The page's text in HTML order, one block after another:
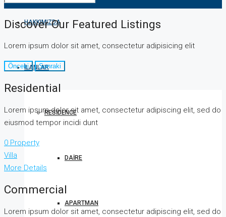
HAKKIMIZDA
İLANLAR
RESIDENCE
DAIRE
APARTMAN
Discover Our Featured Listings
Lorem ipsum dolor sit amet, consectetur adipisicing elit
Önceki Sonraki
Residential
Lorem ipsum dolor sit amet, consectetur adipiscing elit, sed do
eiusmod tempor incidi dunt
0 Property
Villa
More Details
Commercial
Lorem ipsum dolor sit amet, consectetur adipiscing elit, sed do